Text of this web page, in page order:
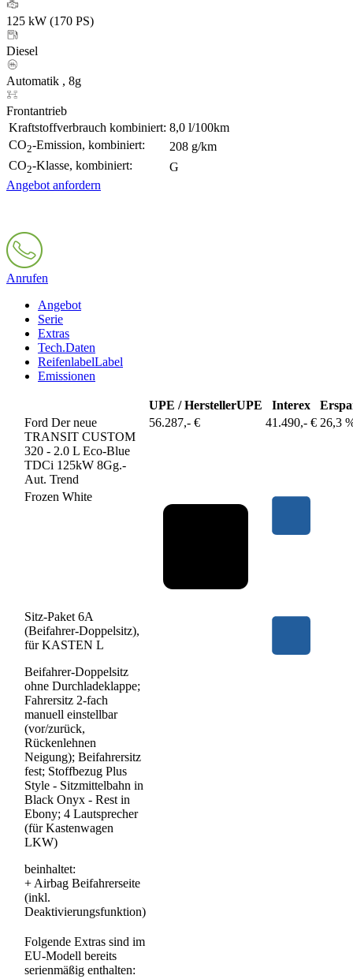
125 kW (170 PS)
Diesel
Automatik , 8g
Frontantrieb
Kraftstoffverbrauch kombiniert: 8,0 l/100km
CO2-Emission, kombiniert:
208 g/km
CO2-Klasse, kombiniert:
G
Angebot anfordern
Anrufen
Angebot
Serie
Extras
Tech.Daten
ReifenlabelLabel
Emissionen
UPE / HerstellerUPE Interex
Ford Der neue
TRANSIT CUSTOM
320 - 2.0 L Eco-Blue
TDCi 125kW 8Gg.-
Aut. Trend
56.287,- € 41.490,- € 26,3
Frozen White
Sitz-Paket 6A
(Beifahrer-Doppelsitz),
für KASTEN L
Beifahrer-Doppelsitz
ohne Durchladeklappe;
Fahrersitz 2-fach
manuell einstellbar
(vor/zurück,
Rückenlehnen
Neigung); Beifahrersitz
fest; Stoffbezug Plus
Style - Sitzmittelbahn in
Black Onyx - Rest in
Ebony; 4 Lautsprecher
(für Kastenwagen
LKW)
beinhaltet:
+ Airbag Beifahrerseite
(inkl.
Deaktivierungsfunktion)
Folgende Extras sind im
EU-Modell bereits
serienmäßig enthalten: